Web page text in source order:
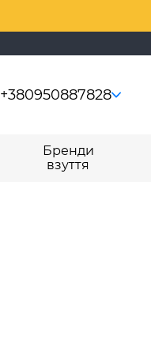
+380950887828
Бренди
взуття